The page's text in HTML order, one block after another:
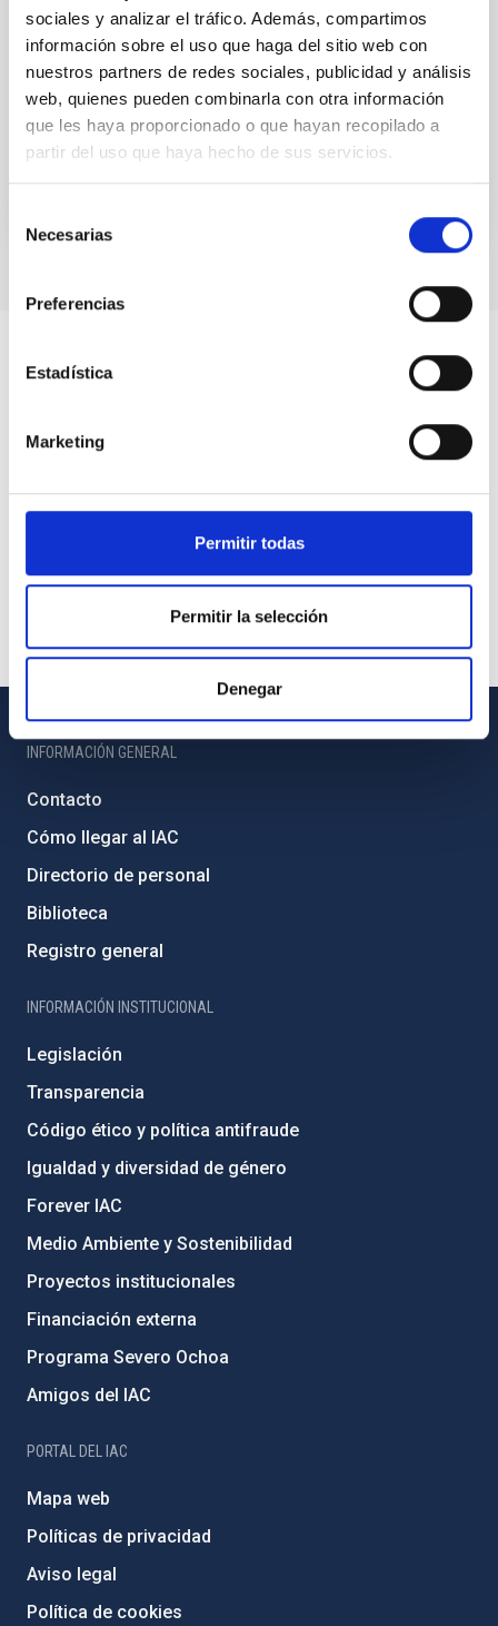
sociales y analizar el tráfico. Además, compartimos
información sobre el uso que haga del sitio web con
nuestros partners de redes sociales, publicidad y análisis
web, quienes pueden combinarla con otra información
que les haya proporcionado o que hayan recopilado a
partir del uso que haya hecho de sus servicios.
Necesarias
Preferencias
Estadística
Marketing
Permitir todas
Permitir la selección
Denegar
sinergias con el entorno productivo
Otro de los propósitos del IAC es aumentar el valor de
los resultados de investigación que se generan en el
centro. La transferencia de conocimiento para el...
INFORMACIÓN GENERAL
Contacto
Cómo llegar al IAC
Directorio de personal
Biblioteca
Registro general
INFORMACIÓN INSTITUCIONAL
Legislación
Transparencia
Código ético y política antifraude
Igualdad y diversidad de género
Forever IAC
Medio Ambiente y Sostenibilidad
Proyectos institucionales
Financiación externa
Programa Severo Ochoa
Amigos del IAC
PORTAL DEL IAC
Mapa web
Políticas de privacidad
Aviso legal
Política de cookies